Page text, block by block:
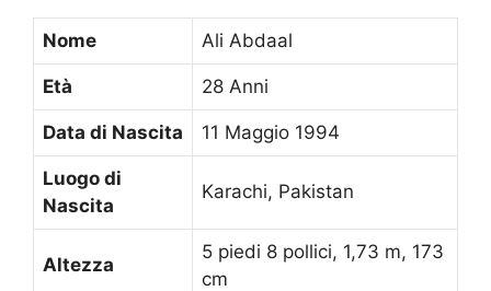
Nome Ali Abdaal
Età 28 Anni
Data di Nascita 11 Maggio 1994
Luogo di
Nascita
Karachi, Pakistan
Altezza
5 piedi 8 pollici, 1,73 m, 173
cm